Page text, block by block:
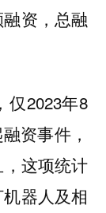
资，总融
仅2023年8
资事件，
这项统计
器人及相